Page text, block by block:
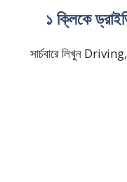
১ ক্লিকে
সার্চবারে লিখুন Driving,